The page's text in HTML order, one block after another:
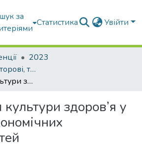
за
Статистика Увійти
2023
Структурні, просторові, технічні та організаційноекономічні чинники інноваційного розвитку будівельної галузі України в сучасних умовах
Формування культури здоров’я у студентів економічних спеціальностей
здоров’я у